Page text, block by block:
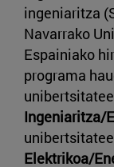
ingeniaritza
Navarrako
Espainiako
programa
Ingeniaritza/
Elektrikoa/